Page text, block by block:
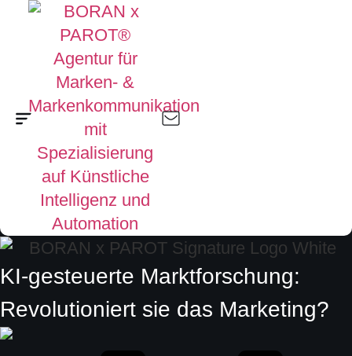
KI-gesteuerte Marktforschung:
Revolutioniert sie das Marketing?